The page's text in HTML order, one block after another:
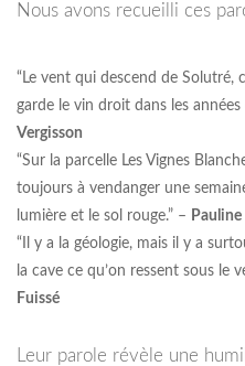
Nous avons recueilli ces
“Le vent qui descend de Solutré,
garde le vin droit dans les années
Vergisson
“Sur la parcelle Les Vignes
toujours à vendanger une
lumière et le sol rouge.” –
“Il y a la géologie, mais il y a
la cave ce qu’on ressent sous le
Fuissé
Leur parole révèle une